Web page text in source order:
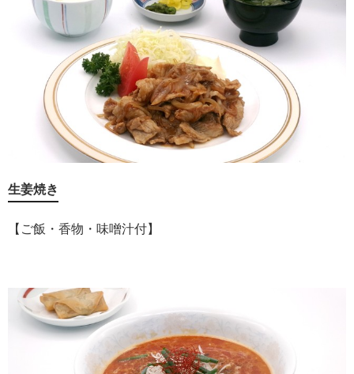
生姜焼き
【ご飯・香物・味噌汁付】